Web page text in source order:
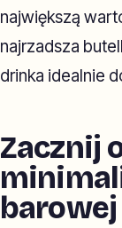
największą
najrzadsza
drinka idealnie
Zacznij
barowej